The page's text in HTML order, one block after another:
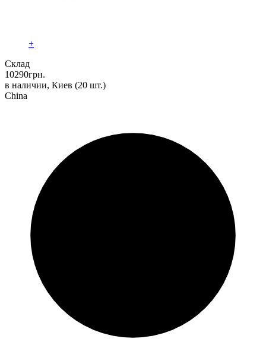
+
Склад
10290грн.
в наличии, Киев (20 шт.)
China